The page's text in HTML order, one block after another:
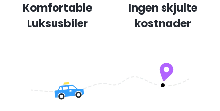
Komfortable
Luksusbiler
Ingen skjulte
kostnader